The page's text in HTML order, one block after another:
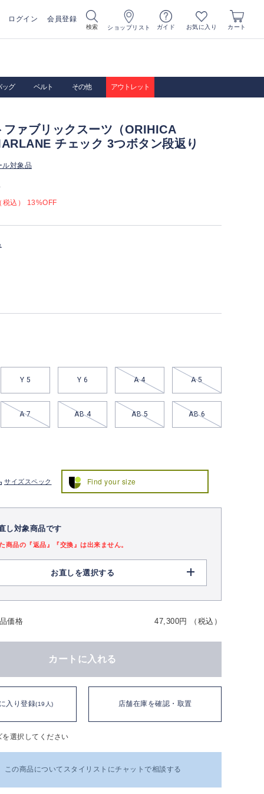
ログイン 会員登録
検索 ショップリスト ガイド お気に入り カート
ッグ ベルト その他 アウトレット
ファブリックスーツ（ORIHICA
チェック 3つボタン段返り
ル対象品
込） 13%OFF
Y 5 Y 6 A 4 A 5
A 7 AB 4 AB 5 AB 6
サイズスペック Find your size
し対象商品です
商品の『返品』『交換』は出来ません。
お直しを選択する
価格 47,300円 （税込）
カートに入れる
入り登録(19人) 店舗在庫を確認・取置
選択してください
この商品についてスタイリストにチャットで相談する